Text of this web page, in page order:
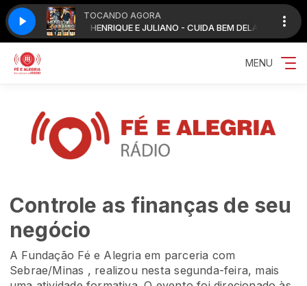
TOCANDO AGORA
BEM DELA HENRIQUE E JULIANO - CUIDA BEM DELA
MENU
Controle as finanças de seu
negócio
A Fundação Fé e Alegria em parceria com
Sebrae/Minas , realizou nesta segunda-feira, mais